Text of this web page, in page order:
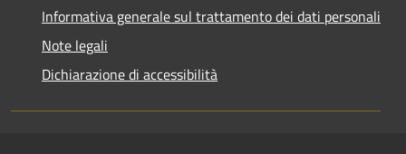
Informativa generale sul trattamento dei dati personali
Note legali
Dichiarazione di accessibilità